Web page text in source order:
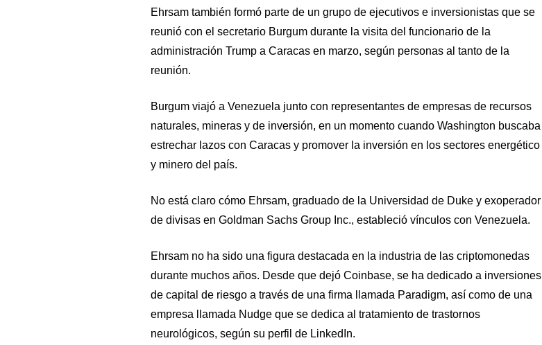
Ehrsam también formó parte de un grupo de ejecutivos e inversionistas que se
reunió con el secretario Burgum durante la visita del funcionario de la
administración Trump a Caracas en marzo, según personas al tanto de la
reunión.
Burgum viajó a Venezuela junto con representantes de empresas de recursos
naturales, mineras y de inversión, en un momento cuando Washington buscaba
estrechar lazos con Caracas y promover la inversión en los sectores energético
y minero del país.
No está claro cómo Ehrsam, graduado de la Universidad de Duke y exoperador
de divisas en Goldman Sachs Group Inc., estableció vínculos con Venezuela.
Ehrsam no ha sido una figura destacada en la industria de las criptomonedas
durante muchos años. Desde que dejó Coinbase, se ha dedicado a inversiones
de capital de riesgo a través de una firma llamada Paradigm, así como de una
empresa llamada Nudge que se dedica al tratamiento de trastornos
neurológicos, según su perfil de LinkedIn.